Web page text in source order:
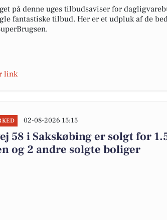
på denne uges tilbudsaviser for
fantastiske tilbud. Her er et udpluk af de
link
02-08-2026 15:15
58 i Sakskøbing er solgt for
og 2 andre solgte boliger